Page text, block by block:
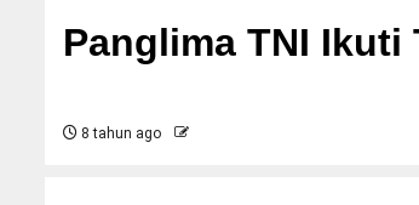
Panglima TNI Ikuti
8 tahun ago